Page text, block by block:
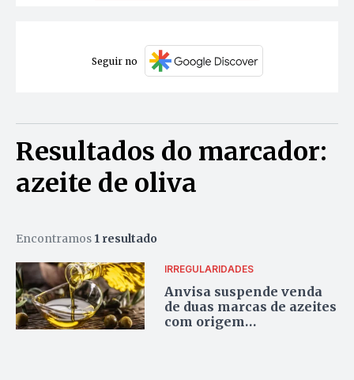
Seguir no
Resultados do marcador:
azeite de oliva
Encontramos 1 resultado
IRREGULARIDADES
Anvisa suspende venda
de duas marcas de azeites
com origem